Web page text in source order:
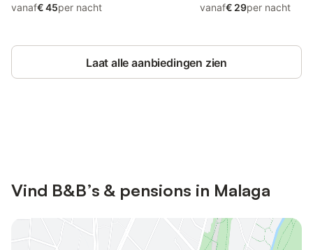
vanaf€ 45per nacht
vanaf€ 29per nacht
Laat alle aanbiedingen zien
Vind B&B’s & pensions in Malaga